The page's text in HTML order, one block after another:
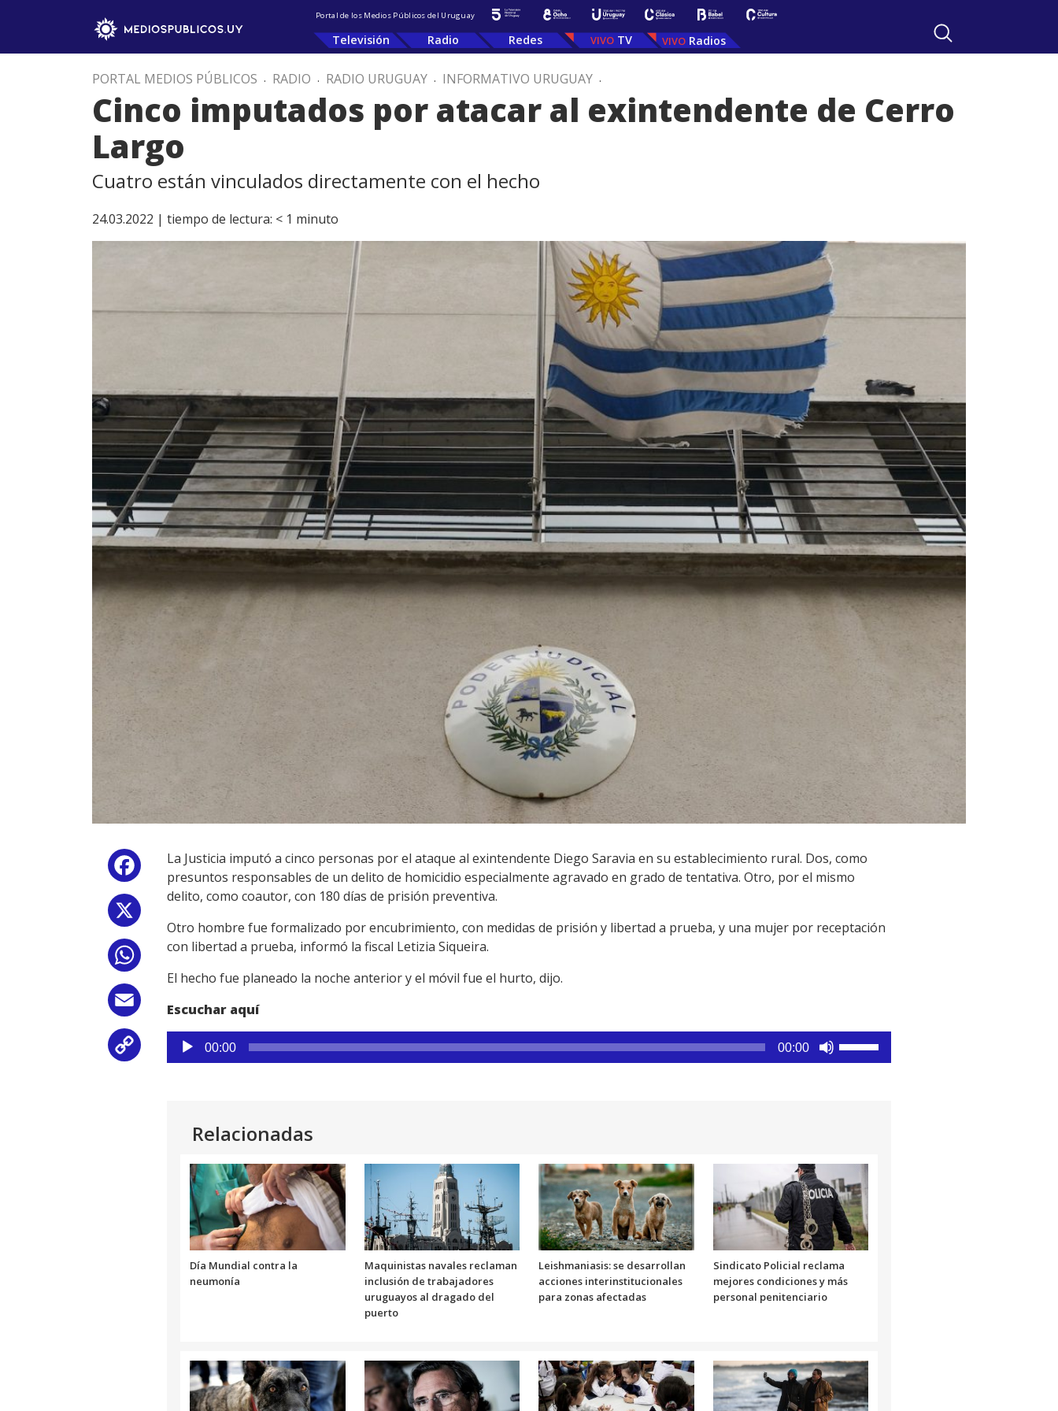
Portal de los Medios Públicos del Uruguay
Televisión Radio Redes TV Radios
PORTAL MEDIOS PÚBLICOS . RADIO . RADIO URUGUAY . INFORMATIVO URUGUAY .
Cinco imputados por atacar al exintendente de Cerro
Largo
Cuatro están vinculados directamente con el hecho
24.03.2022 | tiempo de lectura: < 1 minuto
Facebook
Email
La Justicia imputó a cinco personas por el ataque al exintendente Diego Saravia en su establecimiento rural. Dos, como
presuntos responsables de un delito de homicidio especialmente agravado en grado de tentativa. Otro, por el mismo
delito, como coautor, con 180 días de prisión preventiva.
Otro hombre fue formalizado por encubrimiento, con medidas de prisión y libertad a prueba, y una mujer por receptación
con libertad a prueba, informó la fiscal Letizia Siqueira.
El hecho fue planeado la noche anterior y el móvil fue el hurto, dijo.
Escuchar aquí
Reproductor
de
00:00 00:00
aumentar
o
disminuir
el
volumen.
Relacionadas
Día Mundial contra la
neumonía
Maquinistas navales reclaman
inclusión de trabajadores
uruguayos al dragado del
puerto
Leishmaniasis: se desarrollan
acciones interinstitucionales
para zonas afectadas
Sindicato Policial reclama
mejores condiciones y más
personal penitenciario